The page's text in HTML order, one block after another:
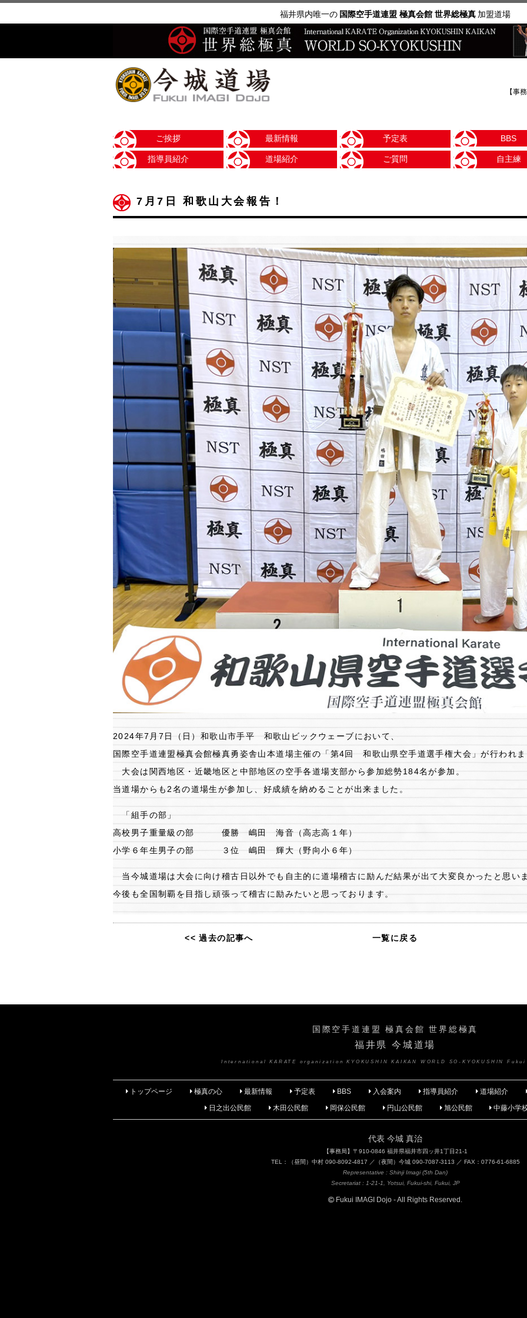
福井県内唯一の 国際空手道連盟 極真会館 世界総極真 加盟道場
【事
ご挨拶 最新情報 予定表 BBS
指導員紹介 道場紹介 ご質問 自主練
7月7日 和歌山大会報告！
2024年7月7日（日）和歌山市手平 和歌山ビックウェーブにおいて、
国際空手道連盟極真会館極真勇姿舎山本道場主催の「第4回 和歌山県空手道選手権大会」が行われ
大会は関西地区・近畿地区と中部地区の空手各道場支部から参加総勢184名が参加。
当道場からも2名の道場生が参加し、好成績を納めることが出来ました。
「組手の部」
高校男子重量級の部 優勝 嶋田 海音（高志高１年）
小学６年生男子の部 ３位 嶋田 輝大（野向小６年）
当今城道場は大会に向け稽古日以外でも自主的に道場稽古に励んだ結果が出て大変良かったと思い
今後も全国制覇を目指し頑張って稽古に励みたいと思っております。
<< 過去の記事へ 一覧に戻る
国際空手道連盟 極真会館 世界総極真
福井県 今城道場
International KARATE organization KYOKUSHIN KAIKAN WORLD SO-KYOKUSHIN
トップページ 極真の心 最新情報 予定表 BBS 入会案内 指導員紹介
道場紹介
日之出公民館
木田公民館 岡保公民館 円山公民館 旭公民館 中藤小学
代表 今城 真治
【事務局】〒910-0846 福井県福井市四ッ井1丁目21-1
TEL：（昼間）中村 090-8092-4817 ／（夜間）今城 090-7087-3113 ／ FAX：0776-61-6885
Representative : Shinji Imagi (5th Dan)
Secretariat : 1-21-1, Yotsui, Fukui-shi, Fukui, JP
Fukui IMAGI Dojo - All Rights Reserved.